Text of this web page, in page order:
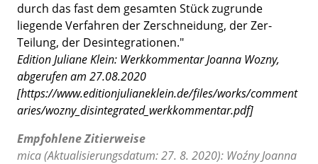
durch das fast dem gesamten Stück zugrunde
liegende Verfahren der Zerschneidung, der Zer-
Teilung, der Desintegrationen."
Edition Juliane Klein: Werkkommentar Joanna Wozny,
abgerufen am 27.08.2020
[https://www.editionjulianeklein.de/files/works/comment
aries/wozny_disintegrated_werkkommentar.pdf]
Empfohlene Zitierweise
mica (Aktualisierungsdatum: 27. 8. 2020): Woźny Joanna